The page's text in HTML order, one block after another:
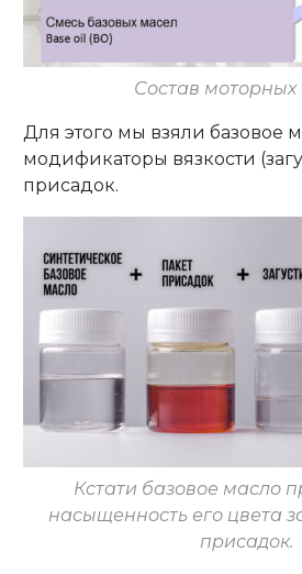
Состав моторных
Для этого мы взяли базовое
модификаторы вязкости
присадок.
Кстати базовое масло
насыщенность его цвета
присадок.